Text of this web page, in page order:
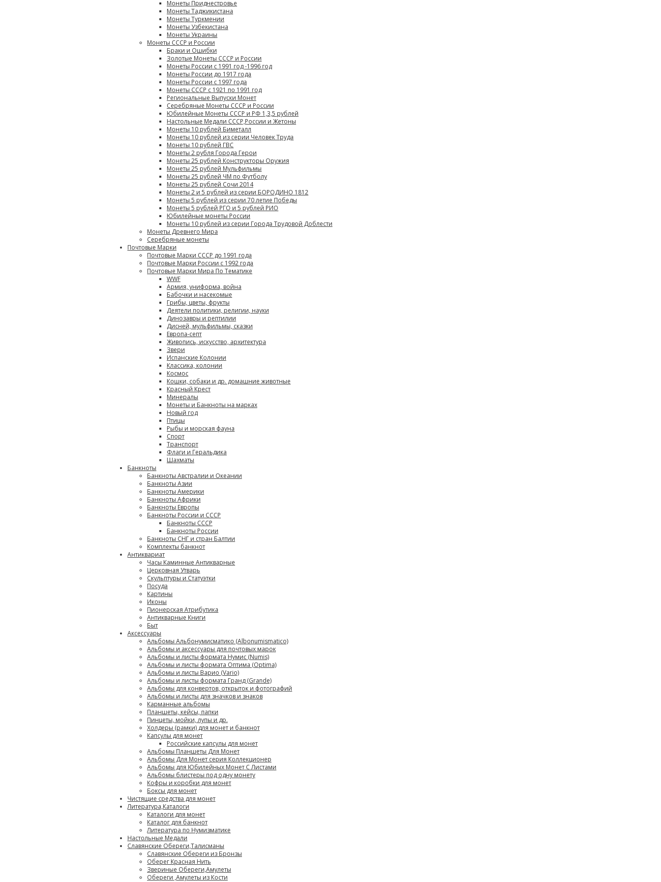
Монеты Приднестровье
Монеты Таджикистана
Монеты Туркмении
Монеты Узбекистана
Монеты Украины
Монеты СССР и России
Браки и Ошибки
Золотые Монеты СССР и России
Монеты России с 1991 год -1996 год
Монеты России до 1917 года
Монеты России с 1997 года
Монеты СССР с 1921 по 1991 год
Региональные Выпуски Монет
Серебряные Монеты СССР и России
Юбилейные Монеты СССР и РФ 1,3,5 рублей
Настольные Медали СССР,России и Жетоны
Монеты 10 рублей Биметалл
Монеты 10 рублей из серии Человек Труда
Монеты 10 рублей ГВС
Монеты 2 рубля Города Герои
Монеты 25 рублей Конструкторы Оружия
Монеты 25 рублей Мульфильмы
Монеты 25 рублей ЧМ по Футболу
Монеты 25 рублей Сочи 2014
Монеты 2 и 5 рублей из серии БОРОДИНО 1812
Монеты 5 рублей из серии 70 летие Победы
Монеты 5 рублей РГО и 5 рублей РИО
Юбилейные монеты России
Монеты 10 рублей из серии Города Трудовой Доблести
Монеты Древнего Мира
Серебряные монеты
Почтовые Марки
Почтовые Марки СССР до 1991 года
Почтовые Марки России с 1992 года
Почтовые Марки Мира По Тематике
WWF
Армия, униформа, война
Бабочки и насекомые
Грибы, цветы, фрукты
Деятели политики, религии, науки
Динозавры и рептилии
Дисней, мульфильмы, сказки
Европа-септ
Живопись, искусство, архитектура
Звери
Испанские Колонии
Классика, колонии
Космос
Кошки, собаки и др. домашние животные
Красный Крест
Минералы
Монеты и Банкноты на марках
Новый год
Птицы
Рыбы и морская фауна
Спорт
Транспорт
Флаги и Геральдика
Шахматы
Банкноты
Банкноты Австралии и Океании
Банкноты Азии
Банкноты Америки
Банкноты Африки
Банкноты Европы
Банкноты России и СССР
Банкноты СССР
Банкноты России
Банкноты СНГ и стран Балтии
Комплекты банкнот
Антиквариат
Часы Каминные Антикварные
Церковная Утварь
Скульптуры и Статуэтки
Посуда
Картины
Иконы
Пионерская Атрибутика
Антикварные Книги
Быт
Аксессуары
Альбомы Альбонумисматико (Albonumismatico)
Альбомы и аксессуары для почтовых марок
Альбомы и листы формата Нумис (Numis)
Альбомы и листы формата Оптима (Optima)
Альбомы и листы Варио (Vario)
Альбомы и листы формата Гранд (Grande)
Альбомы для конвертов, открыток и фотографий
Альбомы и листы для значков и знаков
Карманные альбомы
Планшеты, кейсы, папки
Пинцеты, мойки, лупы и др.
Холдеры (рамки) для монет и банкнот
Капсулы для монет
Российские капсулы для монет
Альбомы Планшеты Для Монет
Альбомы Для Монет серия Коллекционер
Альбомы для Юбилейных Монет С Листами
Альбомы блистеры под одну монету
Кофры и коробки для монет
Боксы для монет
Чистящие средства для монет
Литература,Каталоги
Каталоги для монет
Каталог для банкнот
Литература по Нумизматике
Настольные Медали
Славянские Обереги,Талисманы
Славянские Обереги из Бронзы
Оберег Красная Нить
Звериные Обереги,Амулеты
Обереги ,Амулеты из Кости